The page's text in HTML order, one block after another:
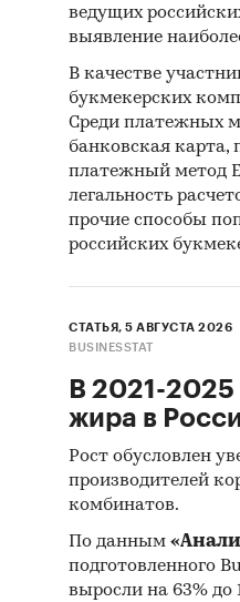
ведущих
выявление
В качестве
букмекерских
Среди платежных
банковская
платежный
легальность
прочие способы
российских
СТАТЬЯ, 5 АВГУСТА 2026
BUSINESSTAT
В 2021-2025
жира в
Рост обусловлен
производителей
комбинатов.
По данным
подготовленного
выросли на 63% до